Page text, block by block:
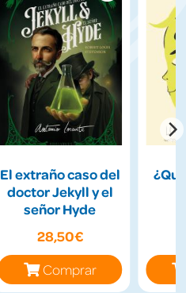
El extraño caso del
doctor Jekyll y el
señor Hyde
28,50€
Comprar